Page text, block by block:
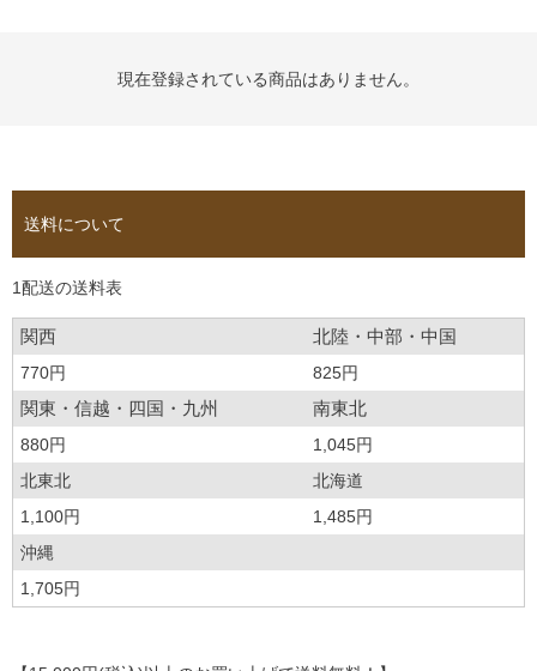
現在登録されている商品はありません。
送料について
1配送の送料表
関西 北陸・中部・中国
770円 825円
関東・信越・四国・九州 南東北
880円
1,045円
北東北
北海道
1,100円
1,485円
沖縄
1,705円